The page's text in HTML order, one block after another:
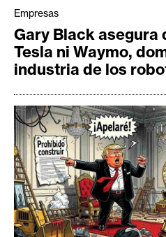
Empresas
Gary Black asegura
Tesla ni Waymo,
industria de los